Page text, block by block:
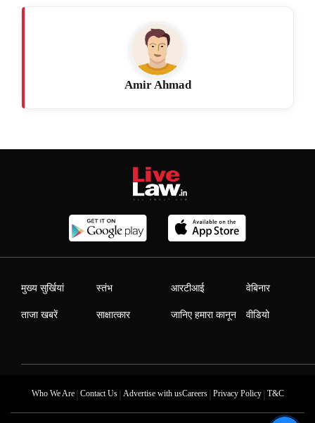
Amir Ahmad
मुख्य सुर्खियां
ताजा खबरें
स्तंभ
साक्षात्कार
आरटीआई
जानिए हमारा कानून
वेबिनार
वीडियो
Who We Are| Contact Us| Advertise with usCareers| Privacy Policy| T&C